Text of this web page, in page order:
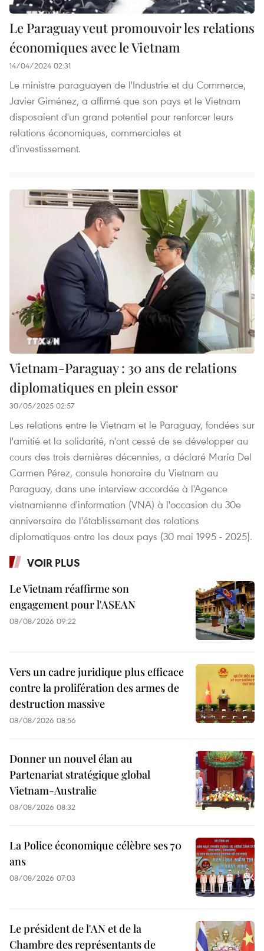
Le Paraguay veut promouvoir les relations
économiques avec le Vietnam
14/04/2024 02:31
Le ministre paraguayen de l'Industrie et du Commerce,
Javier Giménez, a affirmé que son pays et le Vietnam
disposaient d'un grand potentiel pour renforcer leurs
relations économiques, commerciales et
d'investissement.
Vietnam-Paraguay : 30 ans de relations
diplomatiques en plein essor
30/05/2025 02:57
Les relations entre le Vietnam et le Paraguay, fondées sur
l'amitié et la solidarité, n'ont cessé de se développer au
cours des trois dernières décennies, a déclaré María Del
Carmen Pérez, consule honoraire du Vietnam au
Paraguay, dans une interview accordée à l'Agence
vietnamienne d'information (VNA) à l'occasion du 30e
anniversaire de l'établissement des relations
diplomatiques entre les deux pays (30 mai 1995 - 2025).
VOIR PLUS
Le Vietnam réaffirme son
engagement pour l'ASEAN
08/08/2026 09:22
Vers un cadre juridique plus efficace
contre la prolifération des armes de
destruction massive
08/08/2026 08:56
Donner un nouvel élan au
Partenariat stratégique global
Vietnam-Australie
08/08/2026 08:32
La Police économique célèbre ses 70
ans
08/08/2026 07:03
Le président de l'AN et de la
Chambre des représentants de